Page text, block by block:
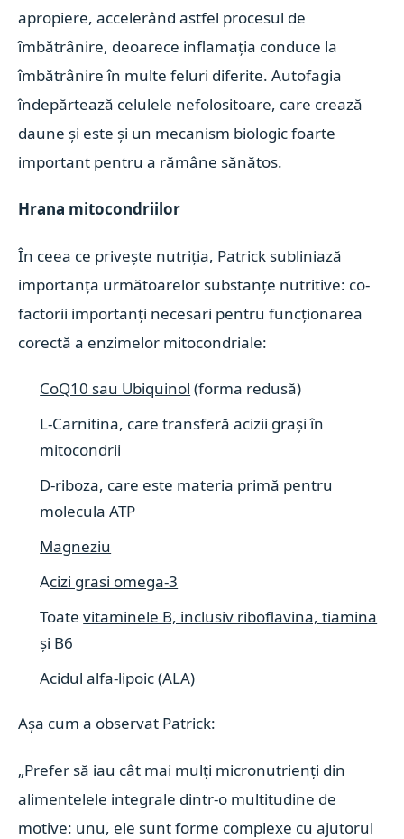
apropiere, accelerând astfel procesul de
îmbătrânire, deoarece inflamația conduce la
îmbătrânire în multe feluri diferite. Autofagia
îndepărtează celulele nefolositoare, care crează
daune și este și un mecanism biologic foarte
important pentru a rămâne sănătos.
Hrana mitocondriilor
În ceea ce privește nutriția, Patrick subliniază
importanța următoarelor substanțe nutritive: co-
factorii importanți necesari pentru funcționarea
corectă a enzimelor mitocondriale:
CoQ10 sau Ubiquinol (forma redusă)
L-Carnitina, care transferă acizii grași în
mitocondrii
D-riboza, care este materia primă pentru
molecula ATP
Magneziu
Acizi grasi omega-3
Toatevitaminele B, inclusiv riboflavina, tiamina
și B6
Acidul alfa-lipoic (ALA)
Așa cum a observat Patrick:
„Prefer să iau cât mai mulți micronutrienți din
alimentelele integrale dintr-o multitudine de
motive: unu, ele sunt forme complexe cu ajutorul